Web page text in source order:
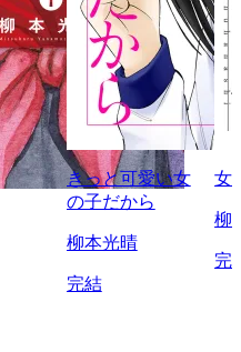
きっと可愛い女
の子だから
柳本光晴
完結
女
柳
完